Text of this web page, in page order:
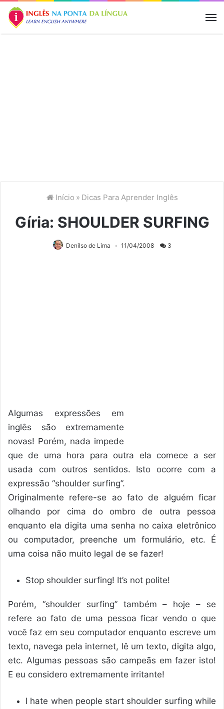
Início » Dicas Para Aprender Inglês
Gíria: SHOULDER SURFING
Denilso de Lima 11/04/2008 3
Algumas expressões em
inglês são extremamente
novas! Porém, nada impede
que de uma hora para outra ela comece a ser
usada com outros sentidos. Isto ocorre com a
expressão “shoulder surfing”.
Originalmente refere-se ao fato de alguém ficar
olhando por cima do ombro de outra pessoa
enquanto ela digita uma senha no caixa eletrônico
ou computador, preenche um formulário, etc. É
uma coisa não muito legal de se fazer!
Stop shoulder surfing! It’s not polite!
Porém, “shoulder surfing” também – hoje – se
refere ao fato de uma pessoa ficar vendo o que
você faz em seu computador enquanto escreve um
texto, navega pela internet, lê um texto, digita algo,
etc. Algumas pessoas são campeãs em fazer isto!
E eu considero extremamente irritante!
I hate when people start shoulder surfing while